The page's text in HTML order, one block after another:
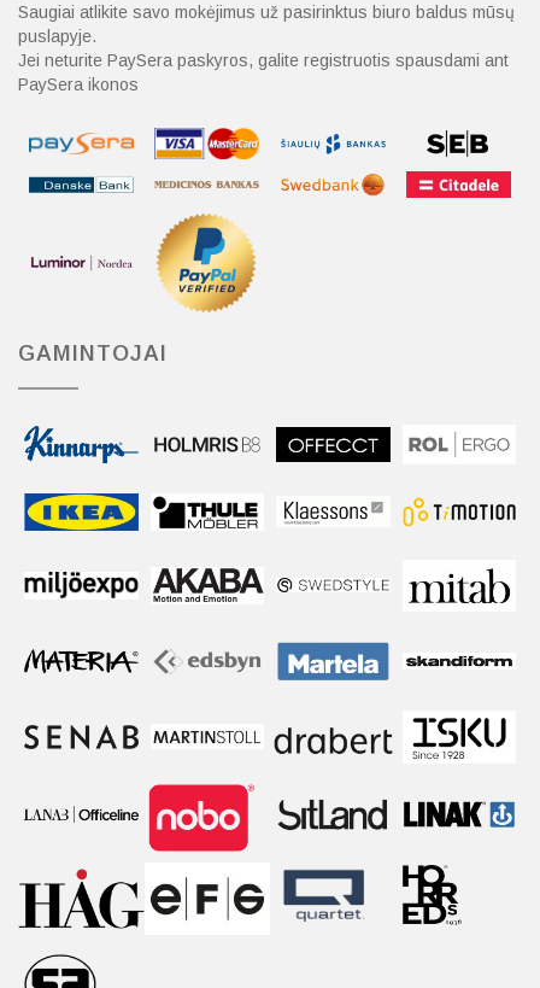
Saugiai atlikite savo mokėjimus už pasirinktus biuro baldus mūsų
puslapyje.
Jei neturite PaySera paskyros, galite registruotis spausdami ant
PaySera ikonos
GAMINTOJAI